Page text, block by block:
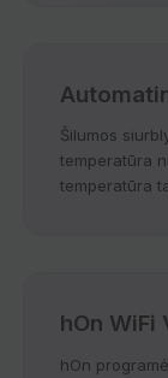
Šilumos
temperatūra
temperatūra
hOn WiFi
hOn